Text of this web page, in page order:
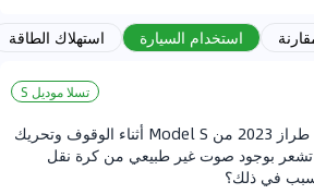
استخدام السيارة
استهلاك الطاقة
تسلا موديل S
عند تدوير عجلة القيادة في طراز 2023 من Model S أثناء الوقوف وتحريك
تشعر بوجود صوت غير طبيعي من كرة نقل
في ذلك؟